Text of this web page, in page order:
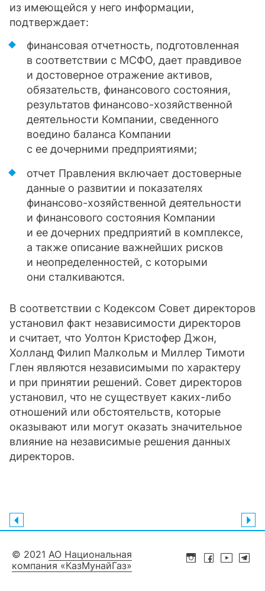
из имеющейся у него информации,
подтверждает:
финансовая отчетность, подготовленная
в соответствии с МСФО, дает правдивое
и достоверное отражение активов,
обязательств, финансового состояния,
результатов финансово-хозяйственной
деятельности Компании, сведенного
воедино баланса Компании
с ее дочерними предприятиями;
отчет Правления включает достоверные
данные о развитии и показателях
финансово-хозяйственной деятельности
и финансового состояния Компании
и ее дочерних предприятий в комплексе,
а также описание важнейших рисков
и неопределенностей, с которыми
они сталкиваются.
В соответствии с Кодексом Совет директоров
установил факт независимости директоров
и считает, что Уолтон Кристофер Джон,
Холланд Филип Малкольм и Миллер Тимоти
Глен являются независимыми по характеру
и при принятии решений. Совет директоров
установил, что не существует каких-либо
отношений или обстоятельств, которые
оказывают или могут оказать значительное
влияние на независимые решения данных
директоров.
© 2021 АО Национальная
компания «КазМунайГаз»